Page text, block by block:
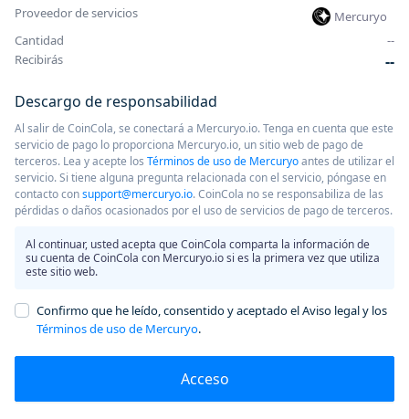
Proveedor de servicios
Mercuryo
Cantidad
--
Recibirás
--
Descargo de responsabilidad
Al salir de CoinCola, se conectará a Mercuryo.io. Tenga en cuenta que este
servicio de pago lo proporciona Mercuryo.io, un sitio web de pago de
terceros. Lea y acepte los Términos de uso de Mercuryoantes de utilizar el
servicio. Si tiene alguna pregunta relacionada con el servicio, póngase en
contacto consupport@mercuryo.io. CoinCola no se responsabiliza de las
pérdidas o daños ocasionados por el uso de servicios de pago de terceros.
Al continuar, usted acepta que CoinCola comparta la información de
su cuenta de CoinCola con Mercuryo.io si es la primera vez que utiliza
este sitio web.
Confirmo que he leído, consentido y aceptado el Aviso legal y los
Términos de uso de Mercuryo.
Acceso